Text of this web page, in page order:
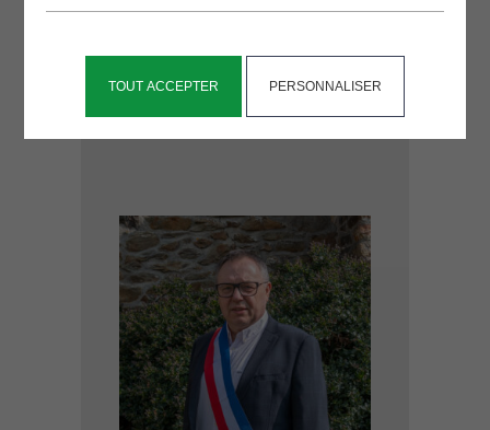
TOUT ACCEPTER PERSONNALISER
rencontre, l’aménagement
et de jeux pour les enfants.